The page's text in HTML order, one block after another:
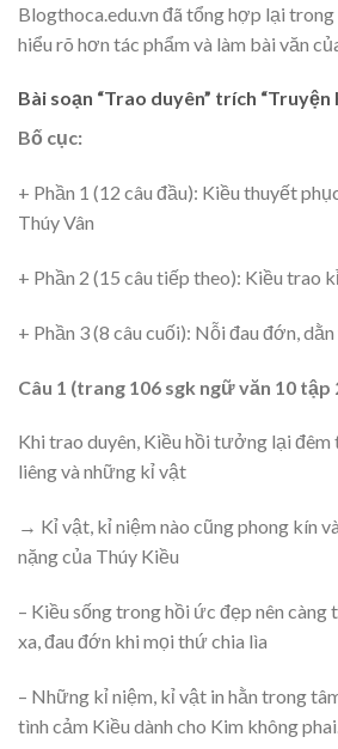
Blogthoca.edu.vn đã tổng hợp lại
hiểu rõ hơn tác phẩm và làm bài văn
Bài soạn “Trao duyên” trích “Truyện
Bố cục:
+ Phần 1 (12 câu đầu): Kiều thuyết
Thúy Vân
+ Phần 2 (15 câu tiếp theo): Kiều trao
+ Phần 3 (8 câu cuối): Nỗi đau đớn,
Câu 1 (trang 106 sgk ngữ văn 10 tập
Khi trao duyên, Kiều hồi tưởng lại đêm
liêng và những kỉ vật
→ Kỉ vật, kỉ niệm nào cũng phong kín
nặng của Thúy Kiều
– Kiều sống trong hồi ức đẹp nên càng
xa, đau đớn khi mọi thứ chia lìa
– Những kỉ niệm, kỉ vật in hằn trong
tình cảm Kiều dành cho Kim không phai.